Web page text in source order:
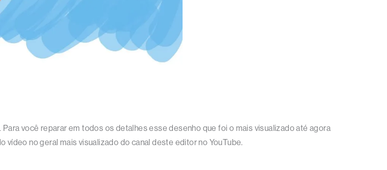
você reparar em todos os detalhes esse desenho que foi o mais visualizado até agora
no geral mais visualizado do canal deste editor no YouTube.